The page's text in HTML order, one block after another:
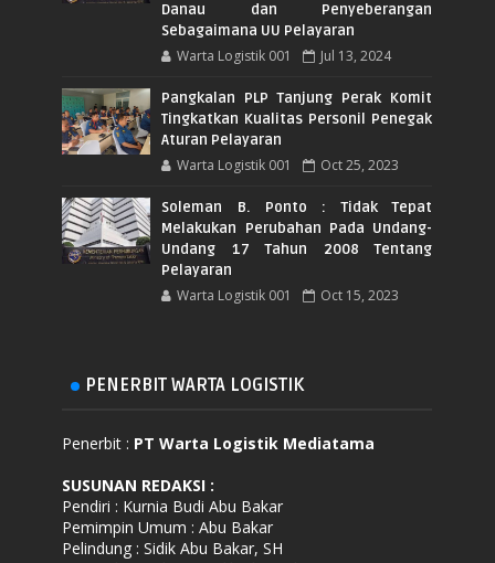
Danau dan Penyeberangan
Sebagaimana UU Pelayaran
Warta Logistik 001 Jul 13, 2024
Pangkalan PLP Tanjung Perak Komit
Tingkatkan Kualitas Personil Penegak
Aturan Pelayaran
Warta Logistik 001 Oct 25, 2023
Soleman B. Ponto : Tidak Tepat
Melakukan Perubahan Pada Undang-
Undang 17 Tahun 2008 Tentang
Pelayaran
Warta Logistik 001 Oct 15, 2023
PENERBIT WARTA LOGISTIK
Penerbit : PT Warta Logistik Mediatama
SUSUNAN REDAKSI :
Pendiri : Kurnia Budi Abu Bakar
Pemimpin Umum : Abu Bakar
Pelindung : Sidik Abu Bakar, SH